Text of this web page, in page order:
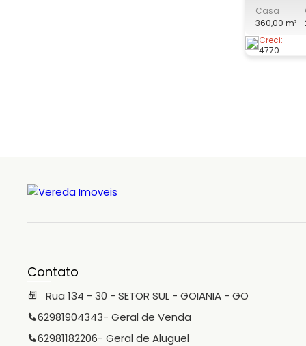
Pedro Ludovico! Está
excelente
morar com
Então
Casa
360,00 m²
Creci:
4770
Contato
Rua 134 - 30 - SETOR SUL - GOIANIA - GO
62981904343- Geral de Venda
62981182206- Geral de Aluguel